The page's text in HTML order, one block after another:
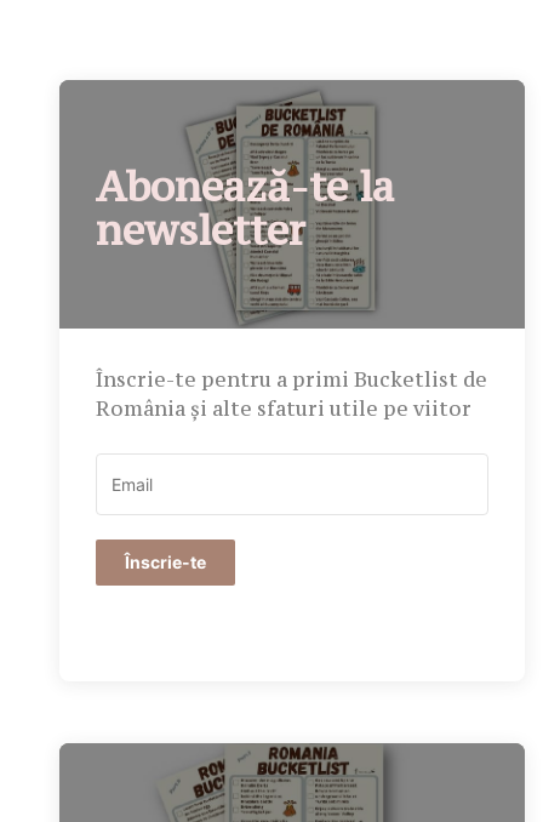
Abonează-te la
newsletter
Înscrie-te pentru a primi Bucketlist de
România și alte sfaturi utile pe viitor
Înscrie-te